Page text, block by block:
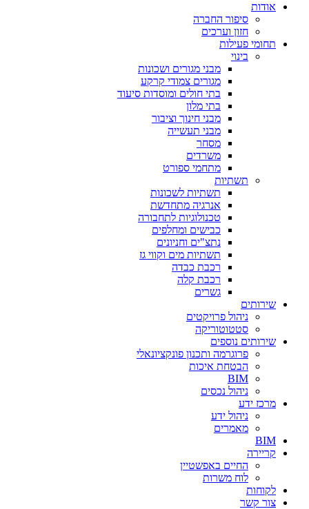
אודות
סיפור החברה
חזון וערכים
תחומי פעילות
בינוי
מבני מגורים ושכונות
מגורים צמודי קרקע
בתי חולים ומוסדות סיעוד
בתי מלון
מבני חינוך וציבור
מבני תעשייה
מסחר
משרדים
מתחמי ספורט
תשתיות
תשתיות לשכונות
אנרגיה מתחדשת
טכנולוגיות לתחבורה
כבישים ומחלפים
נתצ"ים וחניונים
תשתיות מים וקווי גז
רכבת כבדה
רכבת קלה
גשרים
שירותים
ניהול פרויקטים
סטטוטוריקה
שירותים נוספים
פרוגרמה ותכנון פונקציונאלי
הבטחת איכות
BIM
ניהול נכסים
מרכז ידע
ניהול ידע
מאמרים
BIM
קריירה
החיים באפשטיין
לוח משרות
לקוחות
צור קשר